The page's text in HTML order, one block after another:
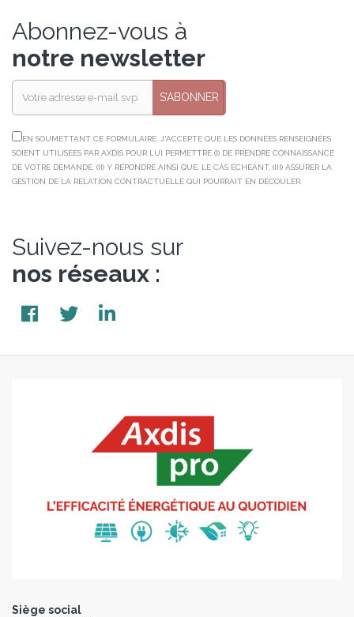
Abonnez-vous à
notre newsletter
S’ABONNER
EN SOUMETTANT CE FORMULAIRE, J'ACCEPTE QUE LES DONNÉES RENSEIGNÉES
SOIENT UTILISÉES PAR AXDIS POUR LUI PERMETTRE (I) DE PRENDRE CONNAISSANCE
DE VOTRE DEMANDE, (II) Y RÉPONDRE AINSI QUE, LE CAS ÉCHÉANT, (III) ASSURER LA
GESTION DE LA RELATION CONTRACTUELLE QUI POURRAIT EN DÉCOULER.
Suivez-nous sur
nos réseaux :
Siège social